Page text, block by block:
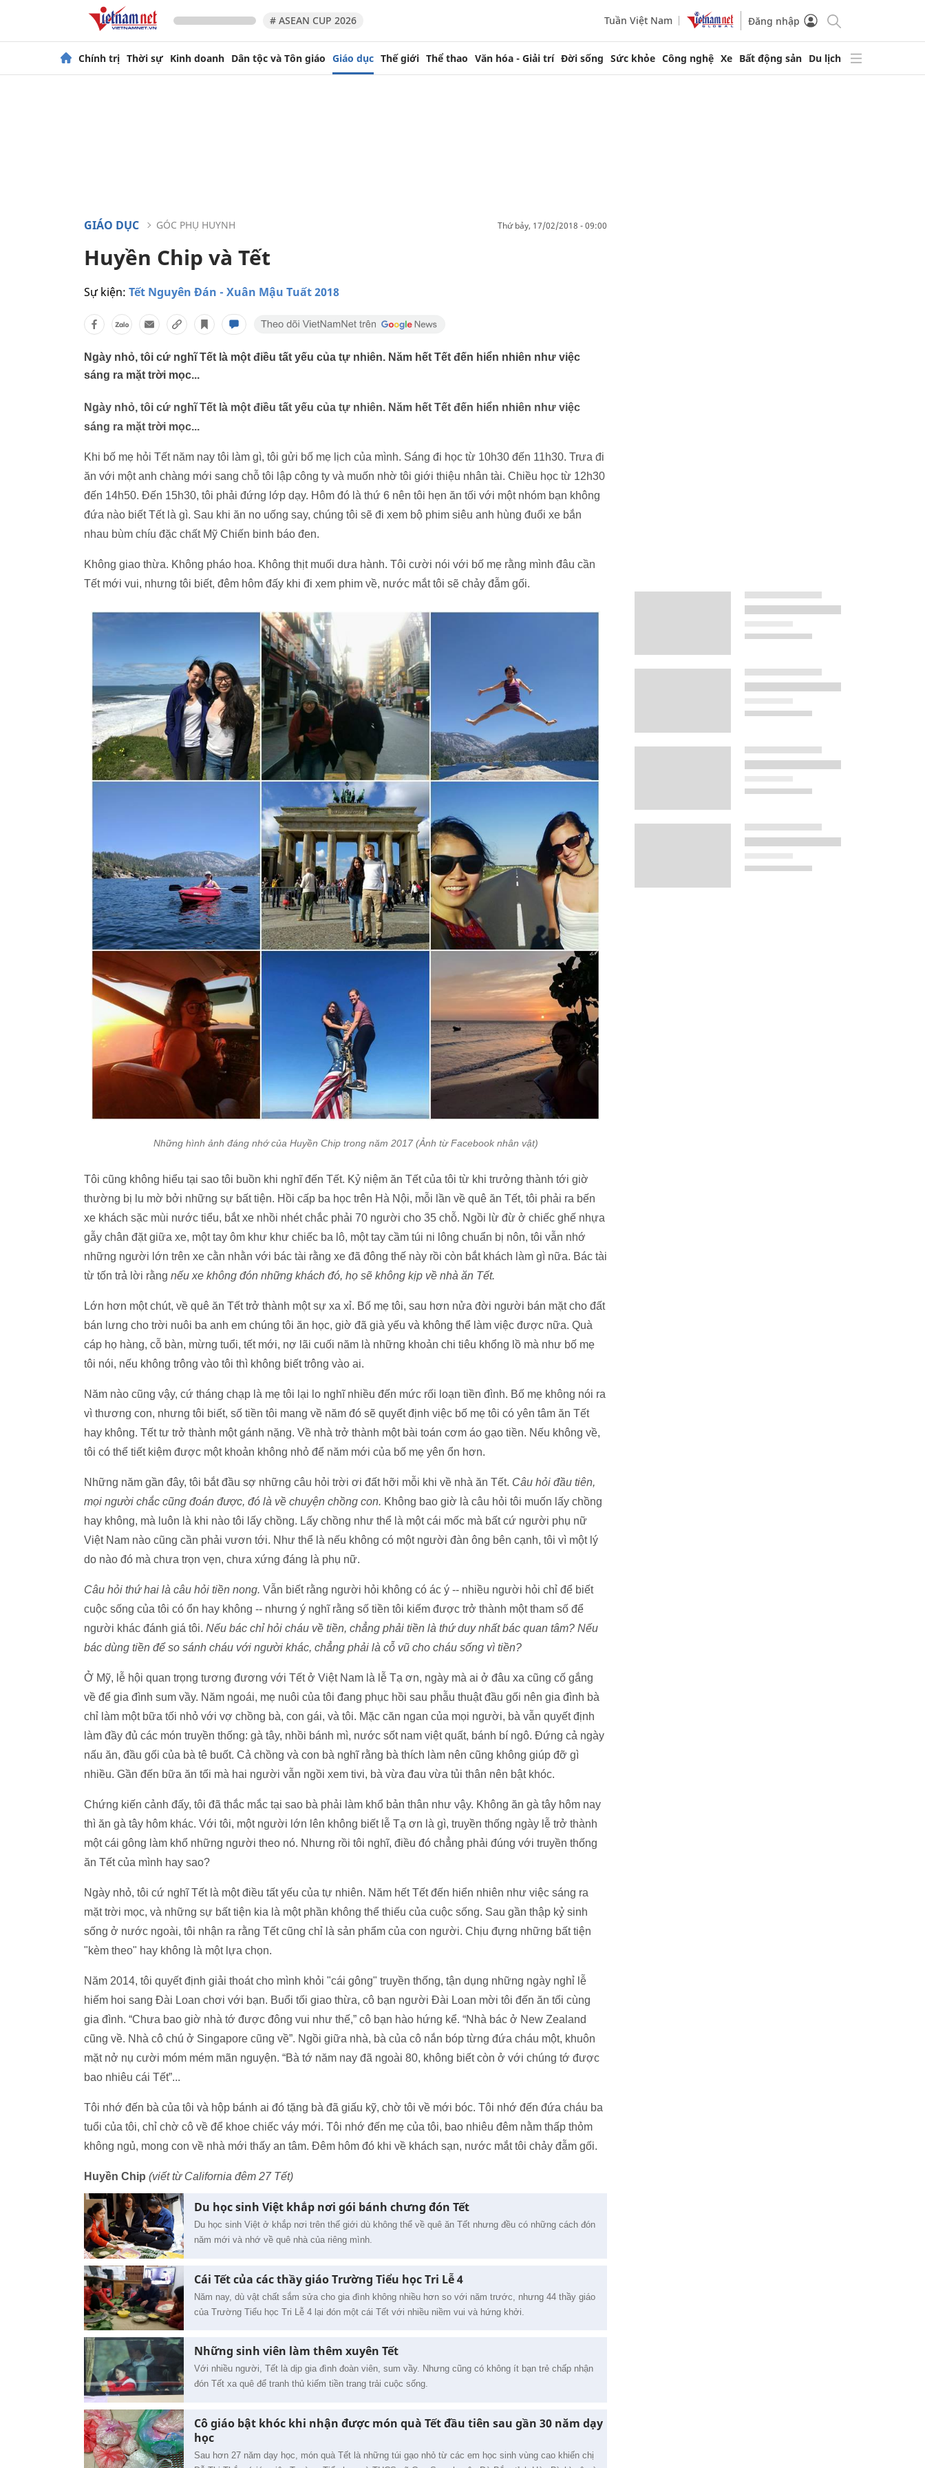
# ASEAN CUP 2026 Tuần Việt Nam Đăng nhập
Chính trị Thời sự Kinh doanh Dân tộc và Tôn giáo Giáo dục Thế giới Thể thao Văn hóa - Giải trí Đời sống Sức khỏe Công nghệ Xe Bất động sản Du lịch
GIÁO DỤC GÓC PHỤ HUYNH thứ bảy, 17/02/2018 - 09:00
Huyền Chip và Tết
Sự kiện: Tết Nguyên Đán - Xuân Mậu Tuất 2018
Ngày nhỏ, tôi cứ nghĩ Tết là một điều tất yếu của tự nhiên. Năm hết Tết đến hiển nhiên như việc
sáng ra mặt trời mọc...
Ngày nhỏ, tôi cứ nghĩ Tết là một điều tất yếu của tự nhiên. Năm hết Tết đến hiển nhiên như việc
sáng ra mặt trời mọc...
Khi bố mẹ hỏi Tết năm nay tôi làm gì, tôi gửi bố mẹ lịch của mình. Sáng đi học từ 10h30 đến 11h30. Trưa đi
ăn với một anh chàng mới sang chỗ tôi lập công ty và muốn nhờ tôi giới thiệu nhân tài. Chiều học từ 12h30
đến 14h50. Đến 15h30, tôi phải đứng lớp dạy. Hôm đó là thứ 6 nên tôi hẹn ăn tối với một nhóm bạn không
đứa nào biết Tết là gì. Sau khi ăn no uống say, chúng tôi sẽ đi xem bộ phim siêu anh hùng đuổi xe bắn
nhau bùm chíu đặc chất Mỹ Chiến binh báo đen.
Không giao thừa. Không pháo hoa. Không thịt muối dưa hành. Tôi cười nói với bố mẹ rằng mình đâu cần
Tết mới vui, nhưng tôi biết, đêm hôm đấy khi đi xem phim về, nước mắt tôi sẽ chảy đẫm gối.
Những hình ảnh đáng nhớ của Huyền Chip trong năm 2017 (Ảnh từ Facebook nhân vật)
Tôi cũng không hiểu tại sao tôi buồn khi nghĩ đến Tết. Kỷ niệm ăn Tết của tôi từ khi trưởng thành tới giờ
thường bị lu mờ bởi những sự bất tiện. Hồi cấp ba học trên Hà Nội, mỗi lần về quê ăn Tết, tôi phải ra bến
xe khách sặc mùi nước tiểu, bắt xe nhồi nhét chắc phải 70 người cho 35 chỗ. Ngồi lừ đừ ở chiếc ghế nhựa
gẫy chân đặt giữa xe, một tay ôm khư khư chiếc ba lô, một tay cầm túi ni lông chuẩn bị nôn, tôi vẫn nhớ
những người lớn trên xe cằn nhằn với bác tài rằng xe đã đông thế này rồi còn bắt khách làm gì nữa. Bác tài
từ tốn trả lời rằng nếu xe không đón những khách đó, họ sẽ không kịp về nhà ăn Tết.
Lớn hơn một chút, về quê ăn Tết trở thành một sự xa xỉ. Bố mẹ tôi, sau hơn nửa đời người bán mặt cho đất
bán lưng cho trời nuôi ba anh em chúng tôi ăn học, giờ đã già yếu và không thể làm việc được nữa. Quà
cáp họ hàng, cỗ bàn, mừng tuổi, tết mới, nợ lãi cuối năm là những khoản chi tiêu khổng lồ mà như bố mẹ
tôi nói, nếu không trông vào tôi thì không biết trông vào ai.
Năm nào cũng vậy, cứ tháng chạp là mẹ tôi lại lo nghĩ nhiều đến mức rối loạn tiền đình. Bố mẹ không nói ra
vì thương con, nhưng tôi biết, số tiền tôi mang về năm đó sẽ quyết định việc bố mẹ tôi có yên tâm ăn Tết
hay không. Tết tư trở thành một gánh nặng. Về nhà trở thành một bài toán cơm áo gạo tiền. Nếu không về,
tôi có thể tiết kiệm được một khoản không nhỏ để năm mới của bố mẹ yên ổn hơn.
Những năm gần đây, tôi bắt đầu sợ những câu hỏi trời ơi đất hỡi mỗi khi về nhà ăn Tết. Câu hỏi đầu tiên,
mọi người chắc cũng đoán được, đó là về chuyện chồng con. Không bao giờ là câu hỏi tôi muốn lấy chồng
hay không, mà luôn là khi nào tôi lấy chồng. Lấy chồng như thể là một cái mốc mà bất cứ người phụ nữ
Việt Nam nào cũng cần phải vươn tới. Như thể là nếu không có một người đàn ông bên cạnh, tôi vì một lý
do nào đó mà chưa trọn vẹn, chưa xứng đáng là phụ nữ.
Câu hỏi thứ hai là câu hỏi tiền nong. Vẫn biết rằng người hỏi không có ác ý -- nhiều người hỏi chỉ để biết
cuộc sống của tôi có ổn hay không -- nhưng ý nghĩ rằng số tiền tôi kiếm được trở thành một tham số để
người khác đánh giá tôi. Nếu bác chỉ hỏi cháu về tiền, chẳng phải tiền là thứ duy nhất bác quan tâm? Nếu
bác dùng tiền để so sánh cháu với người khác, chẳng phải là cỗ vũ cho cháu sống vì tiền?
Ở Mỹ, lễ hội quan trọng tương đương với Tết ở Việt Nam là lễ Tạ ơn, ngày mà ai ở đâu xa cũng cố gắng
về để gia đình sum vầy. Năm ngoái, mẹ nuôi của tôi đang phục hồi sau phẫu thuật đầu gối nên gia đình bà
chỉ làm một bữa tối nhỏ với vợ chồng bà, con gái, và tôi. Mặc căn ngan của mọi người, bà vẫn quyết định
làm đầy đủ các món truyền thống: gà tây, nhồi bánh mì, nước sốt nam việt quất, bánh bí ngô. Đứng cả ngày
nấu ăn, đầu gối của bà tê buốt. Cả chồng và con bà nghĩ rằng bà thích làm nên cũng không giúp đỡ gì
nhiều. Gần đến bữa ăn tối mà hai người vẫn ngồi xem tivi, bà vừa đau vừa tủi thân nên bật khóc.
Chứng kiến cảnh đấy, tôi đã thắc mắc tại sao bà phải làm khổ bản thân như vậy. Không ăn gà tây hôm nay
thì ăn gà tây hôm khác. Với tôi, một người lớn lên không biết lễ Tạ ơn là gì, truyền thống ngày lễ trở thành
một cái gông làm khổ những người theo nó. Nhưng rồi tôi nghĩ, điều đó chẳng phải đúng với truyền thống
ăn Tết của mình hay sao?
Ngày nhỏ, tôi cứ nghĩ Tết là một điều tất yếu của tự nhiên. Năm hết Tết đến hiển nhiên như việc sáng ra
mặt trời mọc, và những sự bất tiện kia là một phần không thể thiếu của cuộc sống. Sau gần thập kỷ sinh
sống ở nước ngoài, tôi nhận ra rằng Tết cũng chỉ là sản phẩm của con người. Chịu đựng những bất tiện
"kèm theo" hay không là một lựa chọn.
Năm 2014, tôi quyết định giải thoát cho mình khỏi "cái gông" truyền thống, tận dụng những ngày nghỉ lễ
hiếm hoi sang Đài Loan chơi với bạn. Buổi tối giao thừa, cô bạn người Đài Loan mời tôi đến ăn tối cùng
gia đình. “Chưa bao giờ nhà tớ được đông vui như thế,” cô bạn hào hứng kể. “Nhà bác ở New Zealand
cũng về. Nhà cô chú ở Singapore cũng về”. Ngồi giữa nhà, bà của cô nắn bóp từng đứa cháu một, khuôn
mặt nở nụ cười móm mém mãn nguyện. “Bà tớ năm nay đã ngoài 80, không biết còn ở với chúng tớ được
bao nhiêu cái Tết”...
Tôi nhớ đến bà của tôi và hộp bánh ai đó tặng bà đã giấu kỹ, chờ tôi về mới bóc. Tôi nhớ đến đứa cháu ba
tuổi của tôi, chỉ chờ cô về để khoe chiếc váy mới. Tôi nhớ đến mẹ của tôi, bao nhiêu đêm nằm thấp thỏm
không ngủ, mong con về nhà mới thấy an tâm. Đêm hôm đó khi về khách sạn, nước mắt tôi chảy đẫm gối.
Huyền Chip (viết từ California đêm 27 Tết)
Du học sinh Việt khắp nơi gói bánh chưng đón Tết
Du học sinh Việt ở khắp nơi trên thế giới dù không thể về quê ăn Tết nhưng đều có những cách đón
năm mới và nhớ về quê nhà của riêng mình.
Cái Tết của các thầy giáo Trường Tiểu học Tri Lễ 4
Năm nay, dù vật chất sắm sửa cho gia đình không nhiều hơn so với năm trước, nhưng 44 thầy giáo
của Trường Tiểu học Tri Lễ 4 lại đón một cái Tết với nhiều niềm vui và hứng khởi.
Những sinh viên làm thêm xuyên Tết
Với nhiều người, Tết là dịp gia đình đoàn viên, sum vầy. Nhưng cũng có không ít bạn trẻ chấp nhận
đón Tết xa quê để tranh thủ kiếm tiền trang trải cuộc sống.
Cô giáo bật khóc khi nhận được món quà Tết đầu tiên sau gần 30 năm dạy
học
Sau hơn 27 năm dạy học, món quà Tết là những túi gạo nhỏ từ các em học sinh vùng cao khiến chị